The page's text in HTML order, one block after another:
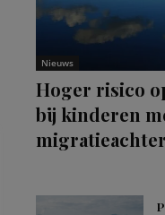
Nieuws
Hoger risico
bij kinderen